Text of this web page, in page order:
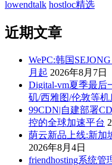
lowendtalk hostloc精选
近期文章
WePC:韩国
月起 2026年8月7日
Digital-vm夏季最后
矶/西雅图/伦敦等机
99CDN|自建部署
控的全球加速平台
荫云新品上线:新加
2026年8月4日
friendhosting系统